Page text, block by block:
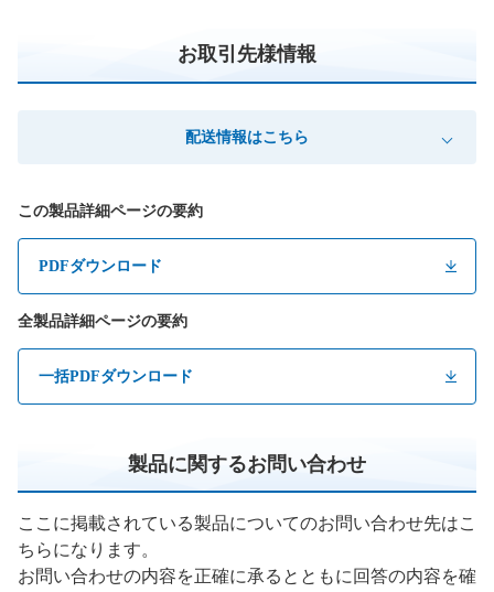
お取引先様情報
配送情報はこちら
この製品詳細ページの要約
PDFダウンロード
全製品詳細ページの要約
一括PDFダウンロード
製品に関するお問い合わせ
ここに掲載されている製品についてのお問い合わせ先はこ
ちらになります。
お問い合わせの内容を正確に承るとともに回答の内容を確